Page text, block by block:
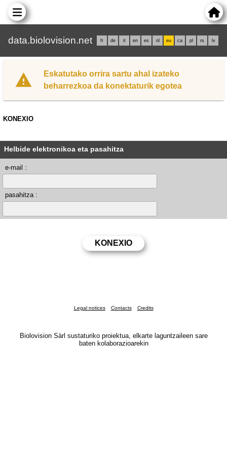
data.biolovision.net fr de it en es nl eu ca pl rs lv
Eskatutako orrira sartu ahal izateko
beharrezkoa da konektaturik egotea
KONEXIO
Helbide elektronikoa eta pasahitza
e-mail :
pasahitza :
Legal notices Contacts Credits
Biolovision Sàrl sustaturiko proiektua, elkarte laguntzaileen sare
baten kolaborazioarekin